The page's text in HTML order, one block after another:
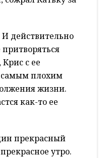
действительно
с ее
самым плохим
жизни.
как-то ее
прекрасный
утро.